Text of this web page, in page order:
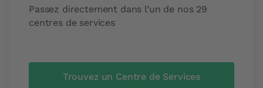
Passez directement dans l’un de nos 29
centres de services
Trouvez un Centre de Services